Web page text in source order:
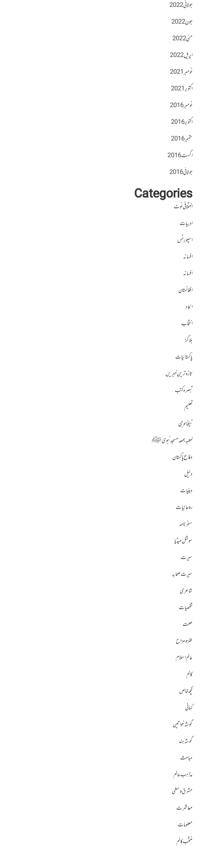
جولائی 2022
جون 2022
مئی 2022
اپریل 2022
نومبر 2021
اکتوبر 2021
نومبر 2016
اکتوبر 2016
ستمبر 2016
اگست 2016
جولائی 2016
Categories
اختلافی نوٹ
ادبیات
اسپورٹس
افسانہ
افسانہ
افغانستان
الحاد
انتخاب
بلاگز
پاکستانیات
تازہ ترین خبریں
تبصرہ کتب
تعلیم
ٹیکنالوجی
خطبہ جمعہ مسجد نبوی ﷺ
دفاع پاکستان
دلیل
دینیات
روحانیات
سفرنامہ
سوشل میڈیا
سیرت
سیرت صحابہ
شاعری
شخصیات
صحت
طنز و مزاح
عالم اسلام
کالم
کچھ خاص
کہانی
گوشہ خواتین
گوشہ ہند
مباحث
مذاہب عالم
مشرق وسطی
معاشرت
معلومات
منتخب کالم